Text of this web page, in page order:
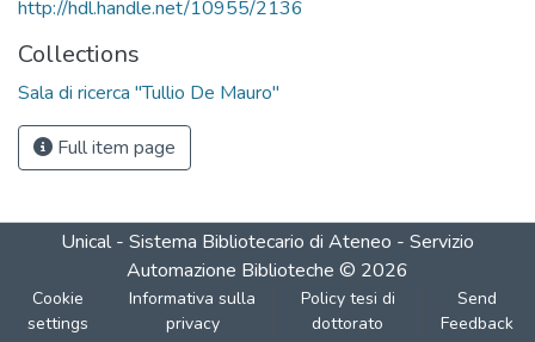
http://hdl.handle.net/10955/2136
Collections
Sala di ricerca "Tullio De Mauro"
Full item page
Unical - Sistema Bibliotecario di Ateneo - Servizio
Automazione Biblioteche © 2026
Cookie
settings
Informativa sulla
privacy
Policy tesi di
dottorato
Send
Feedback